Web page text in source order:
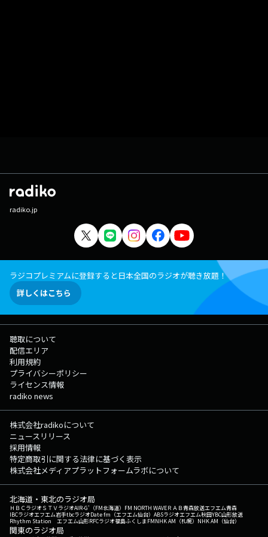
radiko.jp
ラジコプレミアムに登録すると日本全国のラジオが聴き放題！
詳しくはこちら
聴取について
配信エリア
利用規約
プライバシーポリシー
ライセンス情報
radiko news
株式会社radikoについて
ニュースリリース
採用情報
特定商取引に関する法律に基づく表示
株式会社メディアプラットフォームラボについて
北海道・東北のラジオ局
ＨＢＣラジオＳＴＶラジオAIR-G'（FM北海道） FM NORTH WAVEＲＡＢ青森放送エフエム青森
IBCラジオエフエム岩手tbcラジオDate fm（エフエム仙台） ABSラジオエフエム秋田YBC山形放送
Rhythm Station エフエム山形RFCラジオ福島ふくしまFMNHK AM（札幌） NHK AM（仙台）
関東のラジオ局